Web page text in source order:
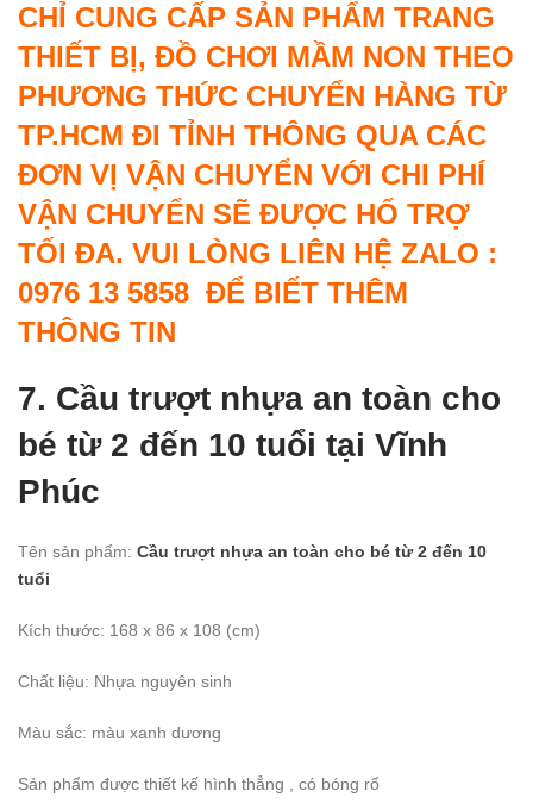
CHỈ CUNG CẤP SẢN PHẨM TRANG
THIẾT BỊ, ĐỒ CHƠI MẦM NON THEO
PHƯƠNG THỨC CHUYỂN HÀNG TỪ
TP.HCM ĐI TỈNH THÔNG QUA CÁC
ĐƠN VỊ VẬN CHUYỂN VỚI CHI PHÍ
VẬN CHUYỂN SẼ ĐƯỢC HỔ TRỢ
TỐI ĐA. VUI LÒNG LIÊN HỆ ZALO :
0976 13 5858 ĐỂ BIẾT THÊM
THÔNG TIN
7. Cầu trượt nhựa an toàn cho
bé từ 2 đến 10 tuổi tại Vĩnh
Phúc
Tên sản phẩm: Cầu trượt nhựa an toàn cho bé từ 2 đến 10
tuổi
Kích thước: 168 x 86 x 108 (cm)
Chất liệu: Nhựa nguyên sinh
Màu sắc: màu xanh dương
Sản phẩm được thiết kế hình thẳng , có bóng rổ